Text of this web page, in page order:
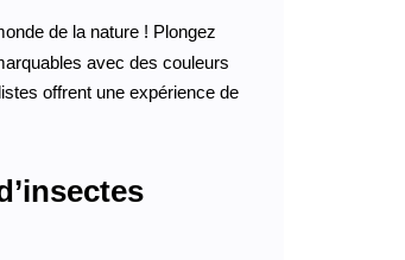
de la nature ! Plongez
avec des couleurs
offrent une expérience de